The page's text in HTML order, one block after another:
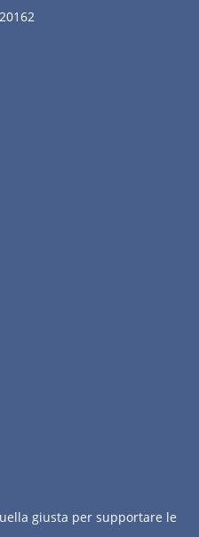
giusta per supportare le